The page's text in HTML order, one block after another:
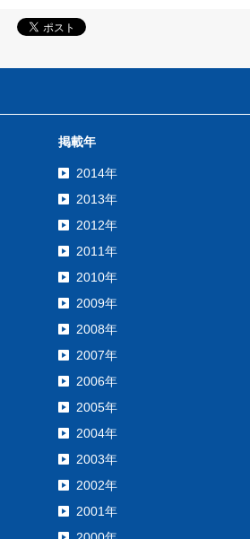
掲載年
2014年
2013年
2012年
2011年
2010年
2009年
2008年
2007年
2006年
2005年
2004年
2003年
2002年
2001年